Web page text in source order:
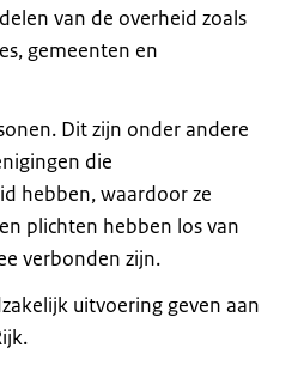
van de overheid zoals
gemeenten en
Dit zijn onder andere
die
hebben, waardoor ze
plichten hebben los van
verbonden zijn.
uitvoering geven aan